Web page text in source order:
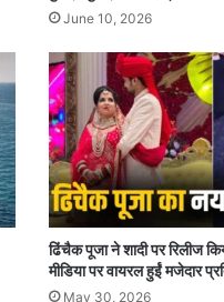
June 10, 2026
ढिंचैक पूजा ने शादी पर रिलीज
मीडिया पर वायरल हुईं मजेदार
May 30, 2026